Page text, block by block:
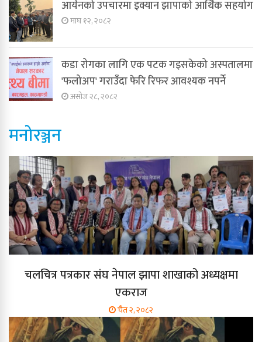
आर्यनको उपचारमा इक्यान झापाको आर्थिक सहयोग
माघ १२, २०८२
कडा रोगका लागि एक पटक गइसकेको अस्पतालमा
'फलोअप' गराउँदा फेरि रिफर आवश्यक नपर्ने
असोज २८, २०८२
मनोरञ्जन
चलचित्र पत्रकार संघ नेपाल झापा शाखाको अध्यक्षमा
एकराज
चैत २, २०८२